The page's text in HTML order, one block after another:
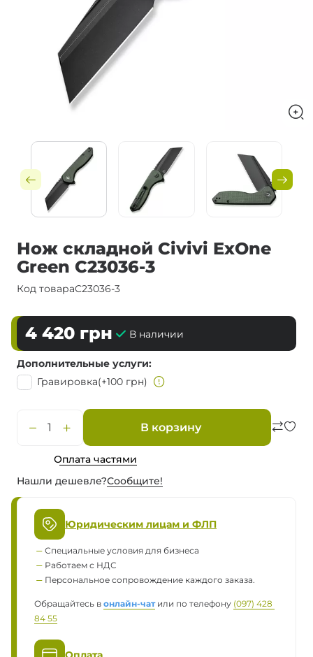
Нож складной Civivi ExOne
Green C23036-3
Код товараC23036-3
4 420 грн В наличии
Дополнительные услуги
Гравировка(+100 грн)
В корзину
Оплата частями
Нашли дешевле?Сообщите!
Юридическим лицам и ФЛП
Специальные условия для бизнеса
Работаем с НДС
Персональное сопровождение каждого заказа.
Обращайтесь в онлайн-чатили по телефону (097) 428
84 55